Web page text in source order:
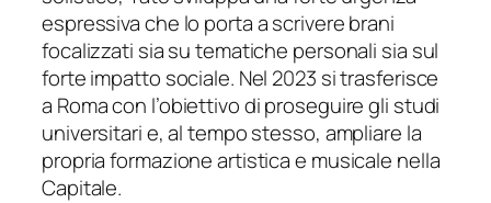
espressiva che lo porta a scrivere brani
focalizzati sia su tematiche personali sia sul
forte impatto sociale. Nel 2023 si trasferisce
a Roma con l’obiettivo di proseguire gli studi
universitari e, al tempo stesso, ampliare la
propria formazione artistica e musicale nella
Capitale.